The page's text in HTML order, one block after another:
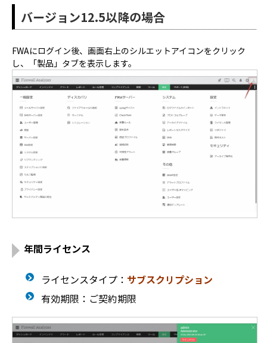
バージョン12.5以降の場合
FWAにログイン後、画面右上のシルエットアイコンをクリック
し、「製品」タブを表示します。
年間ライセンス
ライセンスタイプ： サブスクリプション
有効期限：ご契約期限